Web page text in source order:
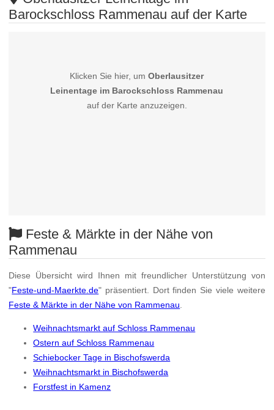
Barockschloss Rammenau auf der Karte
Klicken Sie hier, umOberlausitzer
Leinentage im Barockschloss Rammenau
auf der Karte anzuzeigen.
Feste & Märkte in der Nähe von
Rammenau
Diese Übersicht wird Ihnen mit freundlicher Unterstützung von
"Feste-und-Maerkte.de" präsentiert. Dort finden Sie viele weitere
Feste & Märkte in der Nähe von Rammenau
Weihnachtsmarkt auf Schloss Rammenau
Ostern auf Schloss Rammenau
Schiebocker Tage in Bischofswerda
Weihnachtsmarkt in Bischofswerda
Forstfest in Kamenz